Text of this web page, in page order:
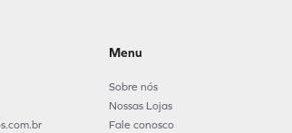
Menu
Sobre nós
Nossas Lojas
Fale conosco